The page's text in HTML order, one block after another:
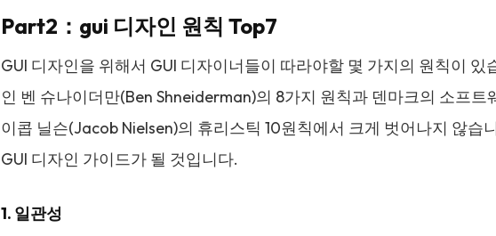
Part2：gui 디자인 원칙 Top7
GUI 디자인을 위해서 GUI 디자이너들이 따라야할 몇 가지의 원칙이
인 벤 슈나이더만(Ben Shneiderman)의 8가지 원칙과 덴마크의 소프
이콥 닐슨(Jacob Nielsen)의 휴리스틱 10원칙에서 크게 벗어나지 않
GUI 디자인 가이드가 될 것입니다.
1. 일관성